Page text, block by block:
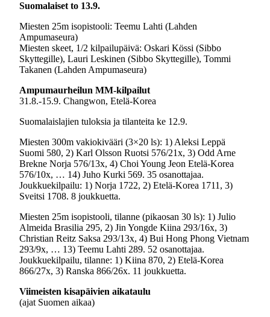
Suomalaiset to 13.9.
Miesten 25m isopistooli: Teemu Lahti (Lahden
Ampumaseura)
Miesten skeet, 1/2 kilpailupäivä: Oskari Kössi (Sibbo
Skyttegille), Lauri Leskinen (Sibbo Skyttegille), Tommi
Takanen (Lahden Ampumaseura)
Ampumaurheilun MM-kilpailut
31.8.-15.9. Changwon, Etelä-Korea
Suomalaislajien tuloksia ja tilanteita ke 12.9.
Miesten 300m vakiokivääri (3×20 ls): 1) Aleksi Leppä
Suomi 580, 2) Karl Olsson Ruotsi 576/21x, 3) Odd Arne
Brekne Norja 576/13x, 4) Choi Young Jeon Etelä-Korea
576/10x, … 14) Juho Kurki 569. 35 osanottajaa.
Joukkuekilpailu: 1) Norja 1722, 2) Etelä-Korea 1711, 3)
Sveitsi 1708. 8 joukkuetta.
Miesten 25m isopistooli, tilanne (pikaosan 30 ls): 1) Julio
Almeida Brasilia 295, 2) Jin Yongde Kiina 293/16x, 3)
Christian Reitz Saksa 293/13x, 4) Bui Hong Phong Vietnam
293/9x, … 13) Teemu Lahti 289. 52 osanottajaa.
Joukkuekilpailu, tilanne: 1) Kiina 870, 2) Etelä-Korea
866/27x, 3) Ranska 866/26x. 11 joukkuetta.
Viimeisten kisapäivien aikataulu
(ajat Suomen aikaa)